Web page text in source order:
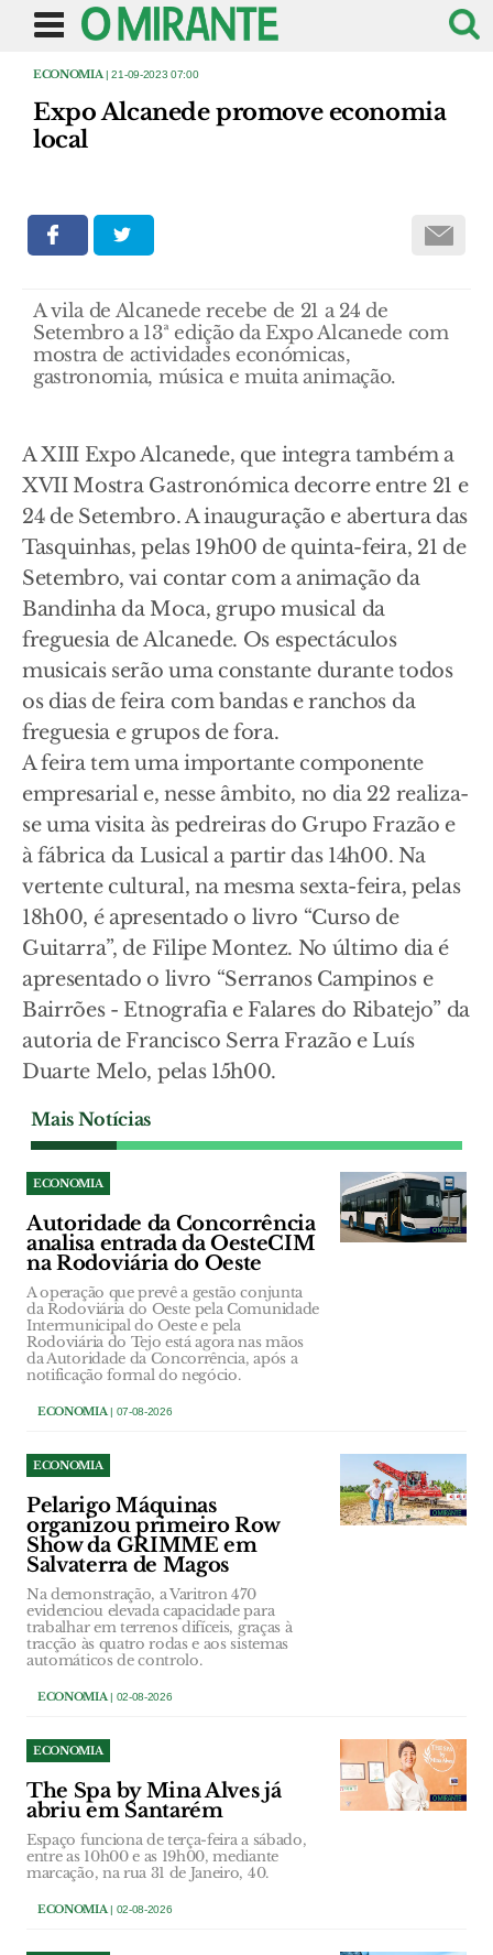
ECONOMIA | 21-09-2023 07:00
Expo Alcanede promove economia
local
A vila de Alcanede recebe de 21 a 24 de
Setembro a 13ª edição da Expo Alcanede com
mostra de actividades económicas,
gastronomia, música e muita animação.
A XIII Expo Alcanede, que integra também a
XVII Mostra Gastronómica decorre entre 21 e
24 de Setembro. A inauguração e abertura das
Tasquinhas, pelas 19h00 de quinta-feira, 21 de
Setembro, vai contar com a animação da
Bandinha da Moca, grupo musical da
freguesia de Alcanede. Os espectáculos
musicais serão uma constante durante todos
os dias de feira com bandas e ranchos da
freguesia e grupos de fora.
A feira tem uma importante componente
empresarial e, nesse âmbito, no dia 22 realiza-
se uma visita às pedreiras do Grupo Frazão e
à fábrica da Lusical a partir das 14h00. Na
vertente cultural, na mesma sexta-feira, pelas
18h00, é apresentado o livro “Curso de
Guitarra”, de Filipe Montez. No último dia é
apresentado o livro “Serranos Campinos e
Bairrões - Etnografia e Falares do Ribatejo” da
autoria de Francisco Serra Frazão e Luís
Duarte Melo, pelas 15h00.
Mais Notícias
ECONOMIA
Autoridade da Concorrência
analisa entrada da OesteCIM
na Rodoviária do Oeste
A operação que prevê a gestão conjunta
da Rodoviária do Oeste pela Comunidade
Intermunicipal do Oeste e pela
Rodoviária do Tejo está agora nas mãos
da Autoridade da Concorrência, após a
notificação formal do negócio.
ECONOMIA | 07-08-2026
ECONOMIA
Pelarigo Máquinas
organizou primeiro Row
Show da GRIMME em
Salvaterra de Magos
Na demonstração, a Varitron 470
evidenciou elevada capacidade para
trabalhar em terrenos difíceis, graças à
tracção às quatro rodas e aos sistemas
automáticos de controlo.
ECONOMIA | 02-08-2026
ECONOMIA
The Spa by Mina Alves já
abriu em Santarém
Espaço funciona de terça-feira a sábado,
entre as 10h00 e as 19h00, mediante
marcação, na rua 31 de Janeiro, 40.
ECONOMIA | 02-08-2026